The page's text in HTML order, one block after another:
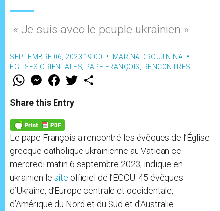
« Je suis avec le peuple ukrainien »
SEPTEMBRE 06, 2023 19:00
MARINA DROUJININA
EGLISES ORIENTALES PAPE FRANÇOIS RENCONTRES
W
t
s
p
p
M
e
s
e
g
e
r
F
a
e
b
o
k
w
Share this Entry
Le pape François a rencontré les évêques de l’Église
grecque catholique ukrainienne au Vatican ce
mercredi matin 6 septembre 2023, indique en
ukrainien le site officiel de l’EGCU. 45 évêques
d’Ukraine, d’Europe centrale et occidentale,
d’Amérique du Nord et du Sud et d’Australie